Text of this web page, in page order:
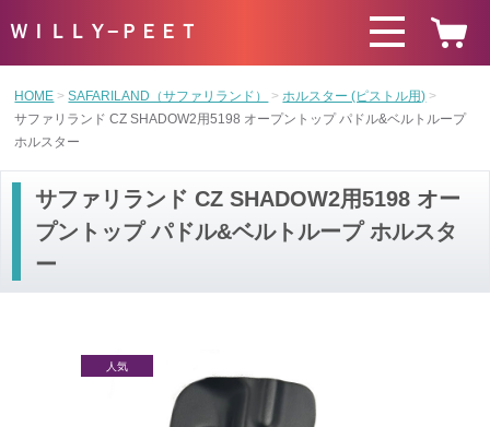
ＷＩＬＬＹ−ＰＥＥＴ
HOME SAFARILAND（サファリランド）
ホルスター (ピストル用)
サファリランド CZ SHADOW2用5198 オープントップ パドル&ベルトループ
ホルスター
サファリランド CZ SHADOW2用5198 オー
プントップ パドル&ベルトループ ホルスタ
ー